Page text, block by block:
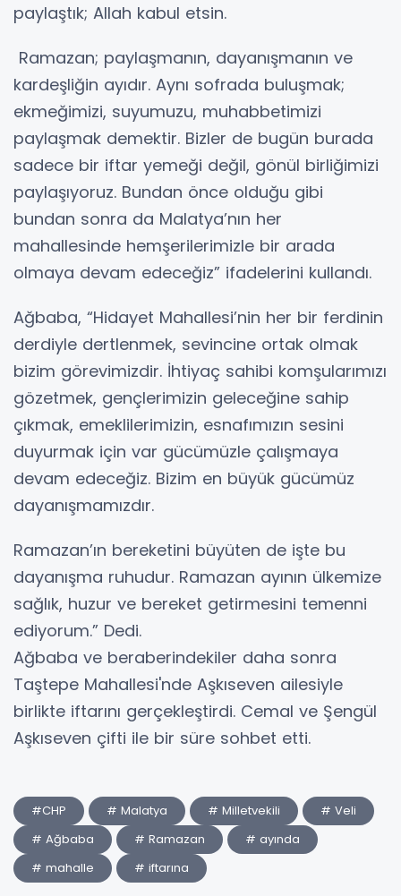
paylaştık; Allah kabul etsin.
Ramazan; paylaşmanın, dayanışmanın ve
kardeşliğin ayıdır. Aynı sofrada buluşmak;
ekmeğimizi, suyumuzu, muhabbetimizi
paylaşmak demektir. Bizler de bugün burada
sadece bir iftar yemeği değil, gönül birliğimizi
paylaşıyoruz. Bundan önce olduğu gibi
bundan sonra da Malatya’nın her
mahallesinde hemşerilerimizle bir arada
olmaya devam edeceğiz” ifadelerini kullandı.
Ağbaba, “Hidayet Mahallesi’nin her bir ferdinin
derdiyle dertlenmek, sevincine ortak olmak
bizim görevimizdir. İhtiyaç sahibi komşularımızı
gözetmek, gençlerimizin geleceğine sahip
çıkmak, emeklilerimizin, esnafımızın sesini
duyurmak için var gücümüzle çalışmaya
devam edeceğiz. Bizim en büyük gücümüz
dayanışmamızdır.
Ramazan’ın bereketini büyüten de işte bu
dayanışma ruhudur. Ramazan ayının ülkemize
sağlık, huzur ve bereket getirmesini temenni
ediyorum.” Dedi.
Ağbaba ve beraberindekiler daha sonra
Taştepe Mahallesi'nde Aşkıseven ailesiyle
birlikte iftarını gerçekleştirdi. Cemal ve Şengül
Aşkıseven çifti ile bir süre sohbet etti.
#CHP # Malatya # Milletvekili
# Veli
# Ağbaba
# Ramazan
# ayında
# mahalle
# iftarına